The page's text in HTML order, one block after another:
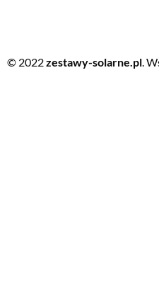
© 2022zestawy-solarne.pl.